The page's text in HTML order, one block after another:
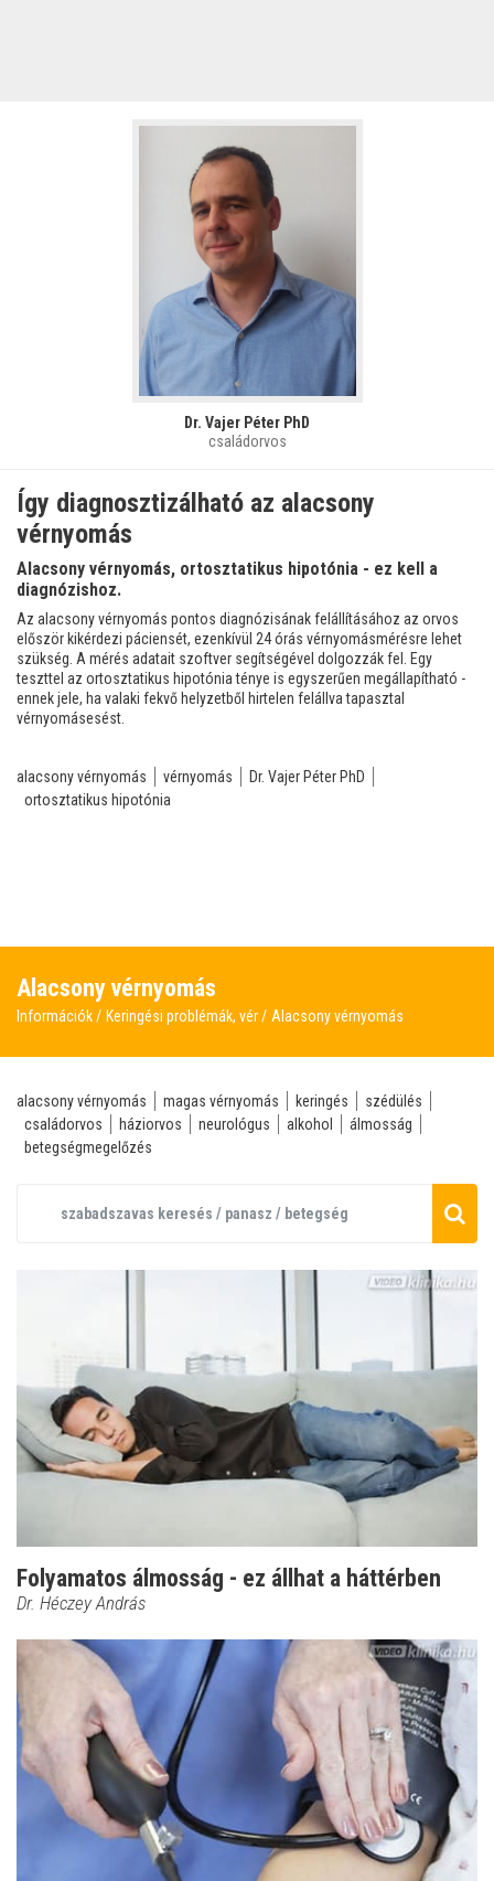
Dr. Vajer Péter PhD
családorvos
Így diagnosztizálható az alacsony
vérnyomás
Alacsony vérnyomás, ortosztatikus hipotónia - ez kell a
diagnózishoz.
Az alacsony vérnyomás pontos diagnózisának felállításához az orvos
először kikérdezi páciensét, ezenkívül 24 órás vérnyomásmérésre lehet
szükség. A mérés adatait szoftver segítségével dolgozzák fel. Egy
teszttel az ortosztatikus hipotónia ténye is egyszerűen megállapítható -
ennek jele, ha valaki fekvő helyzetből hirtelen felállva tapasztal
vérnyomásesést.
alacsony vérnyomás vérnyomás
Dr. Vajer Péter PhD
ortosztatikus hipotónia
Alacsony vérnyomás
Információk Keringési problémák, vér Alacsony vérnyomás
alacsony vérnyomás magas vérnyomás keringés
szédülés
családorvos
háziorvos neurológus alkohol
álmosság
betegségmegelőzés
Folyamatos álmosság - ez állhat a háttérben
Dr. Héczey András